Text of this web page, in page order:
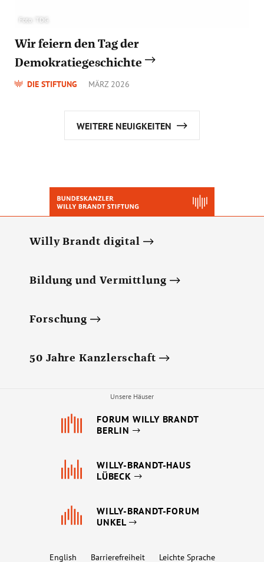
Foto: TDG
Wir feiern den Tag der
Demokratiegeschichte
DIE STIFTUNG MÄRZ 2026
WEITERE NEUIGKEITEN
Willy Brandt digital
Bildung und Vermittlung
Forschung
50 Jahre Kanzlerschaft
Unsere Häuser
FORUM WILLY BRANDT
BERLIN
WILLY-BRANDT-HAUS
LÜBECK
WILLY-BRANDT-FORUM
UNKEL
English Barrierefreiheit Leichte Sprache